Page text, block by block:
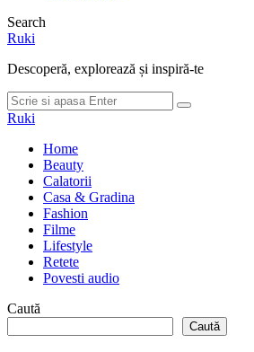
Search
Ruki
Descoperă, explorează și inspiră-te
Cauta
dupa:
Cauta
Ruki
Home
Beauty
Calatorii
Casa & Gradina
Fashion
Filme
Lifestyle
Retete
Povesti audio
Caută
Caută